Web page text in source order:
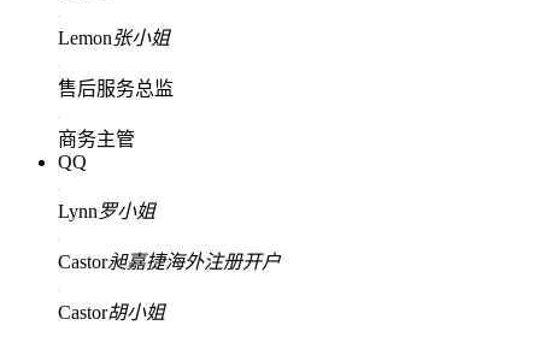
Lemon张小姐
售后服务总监
商务主管
QQ
Lynn罗小姐
Castor昶嘉捷海外注册开户
Castor胡小姐